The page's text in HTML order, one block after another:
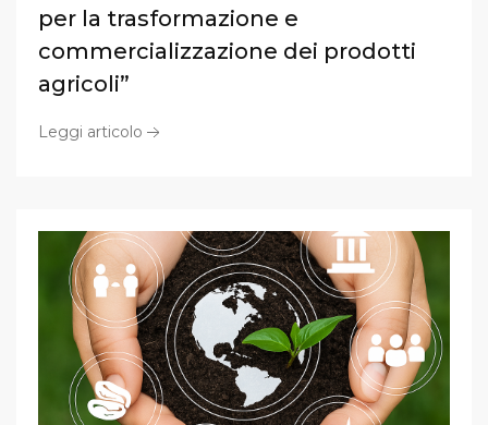
per la trasformazione e
commercializzazione dei prodotti
agricoli”
Leggi articolo